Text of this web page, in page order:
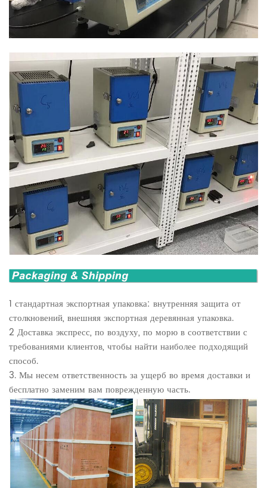
1 стандартная экспортная упаковка: внутренняя защита от
столкновений, внешняя экспортная деревянная упаковка.
2 Доставка экспресс, по воздуху, по морю в соответствии с
требованиями клиентов, чтобы найти наиболее подходящий
способ.
3. Мы несем ответственность за ущерб во время доставки и
бесплатно заменим вам поврежденную часть.